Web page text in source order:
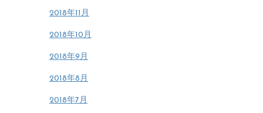
2018年11月
2018年10月
2018年9月
2018年8月
2018年7月